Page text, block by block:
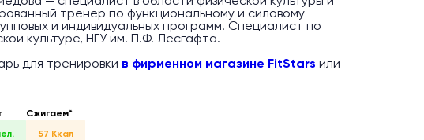
тренер по функциональному и силовому
и индивидуальных программ. Специалист по
культуре, НГУ им. П.Ф. Лесгафта.
для тренировки в фирменном магазине FitStars или
Сжигаем*
57 Ккал